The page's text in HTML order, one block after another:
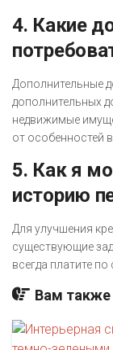
4. Какие
Дополнительные
дополнительных
недвижимые
от особенностей
5. Как я
историю
Для улучшения
существующие
всегда платите
Вам также